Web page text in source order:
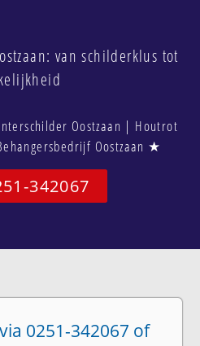
van schilderklus tot
Oostzaan | Houtrot
Oostzaan ★
342067
0251-342067 of